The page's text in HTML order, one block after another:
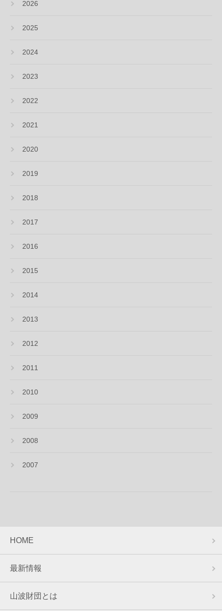
2026
2025
2024
2023
2022
2021
2020
2019
2018
2017
2016
2015
2014
2013
2012
2011
2010
2009
2008
2007
HOME
最新情報
山波財団とは